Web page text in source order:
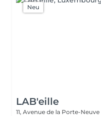
Neu
LAB'eille
11, Avenue de la Porte-Neuve